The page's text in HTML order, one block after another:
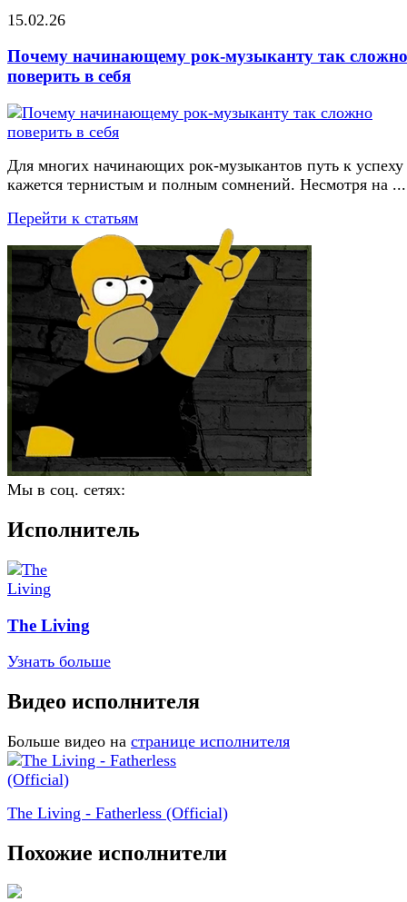
15.02.26
Почему начинающему рок-музыканту так сложно
поверить в себя
Для многих начинающих рок-музыкантов путь к успеху
кажется тернистым и полным сомнений. Несмотря на ...
Перейти к статьям
Мы в соц. сетях:
Исполнитель
The Living
Узнать больше
Видео исполнителя
Больше видео на странице исполнителя
The Living - Fatherless (Official)
Похожие исполнители